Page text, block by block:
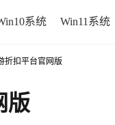
系统 Win11系统
折扣平台官网版
版